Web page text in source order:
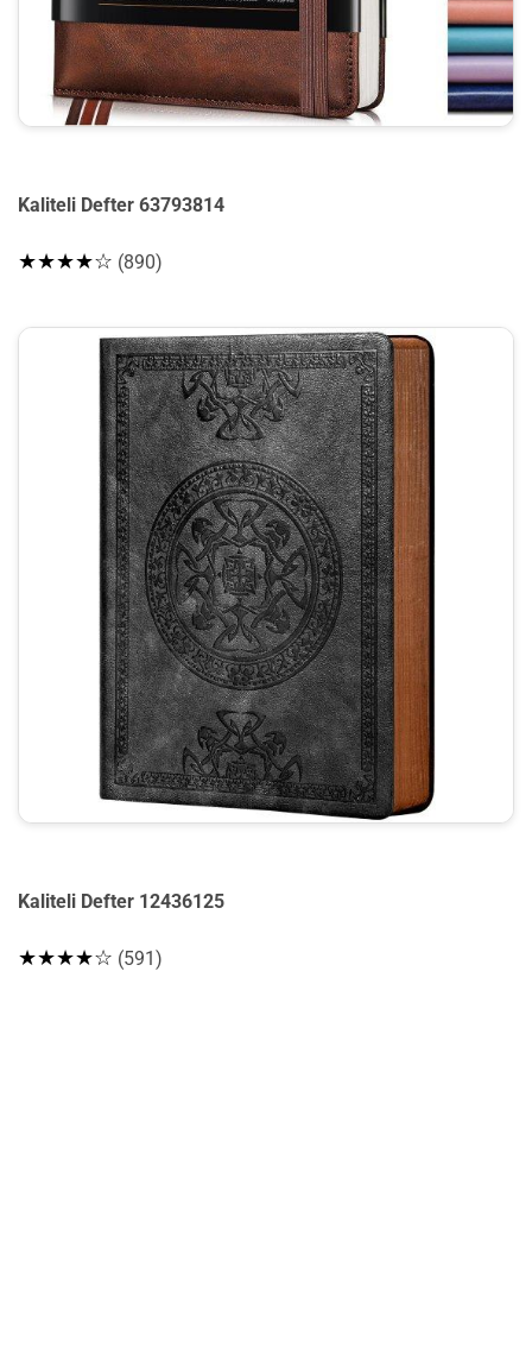
Kaliteli Defter 63793814
★★★★☆ (890)
Kaliteli Defter 12436125
★★★★☆ (591)